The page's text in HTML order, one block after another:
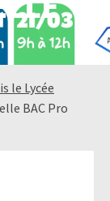
Paysage,
jardins
le Lycée
BAC Pro